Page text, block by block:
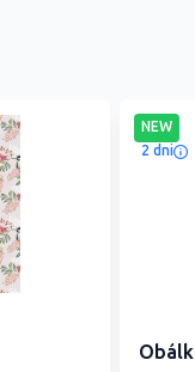
NEW
2 dni